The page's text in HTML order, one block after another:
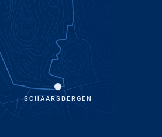
SCHAARSBERGEN